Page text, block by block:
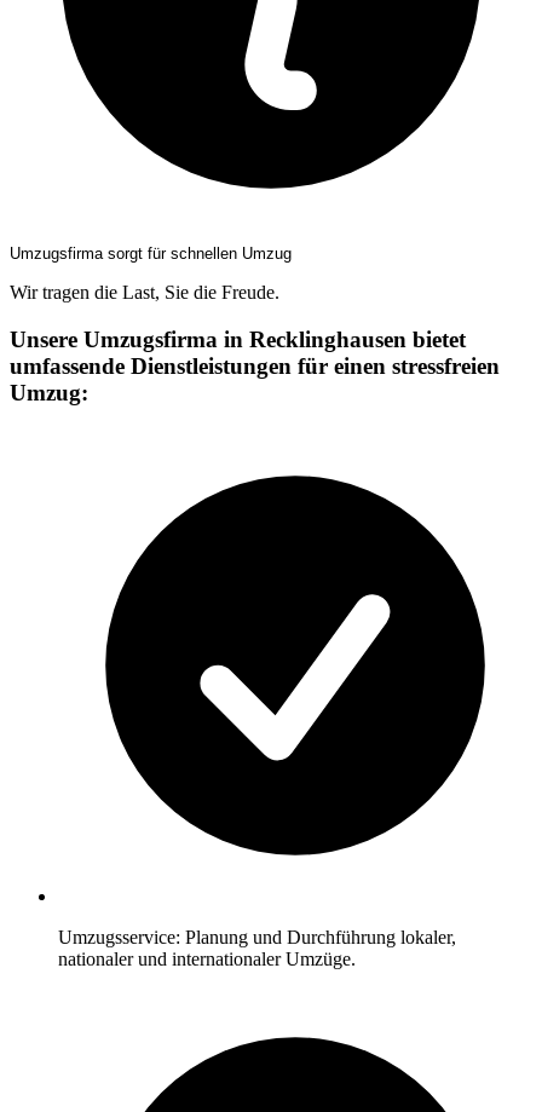
Umzugsfirma sorgt für schnellen Umzug
Wir tragen die Last, Sie die Freude.
Unsere Umzugsfirma in Recklinghausen bietet
umfassende Dienstleistungen für einen stressfreien
Umzug:
Umzugsservice: Planung und Durchführung lokaler,
nationaler und internationaler Umzüge.